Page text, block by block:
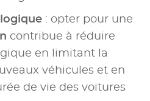
: opter pour une
contribue à réduire
en limitant la
véhicules et en
de vie des voitures